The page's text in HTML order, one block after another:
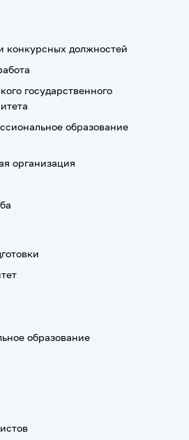
должностей
государственного
образование
организация
образование